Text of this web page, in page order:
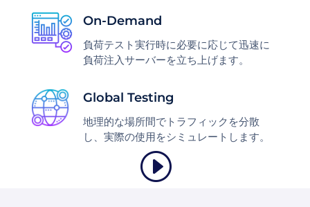
On-Demand
負荷テスト実行時に必要に応じて迅速に
負荷注入サーバーを立ち上げます。
Global Testing
地理的な場所間でトラフィックを分散
し、実際の使用をシミュレートします。